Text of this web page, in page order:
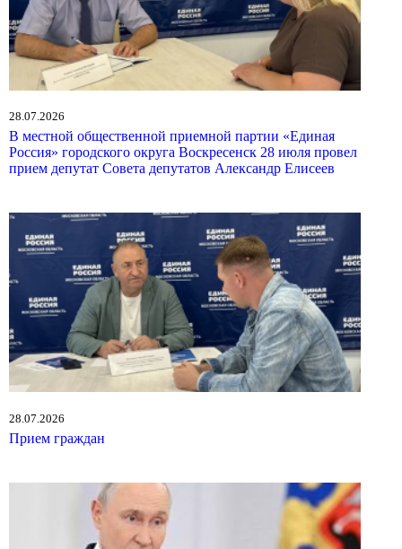
28.07.2026
В местной общественной приемной партии «Единая
Россия» городского округа Воскресенск 28 июля провел
прием депутат Совета депутатов Александр Елисеев
28.07.2026
Прием граждан